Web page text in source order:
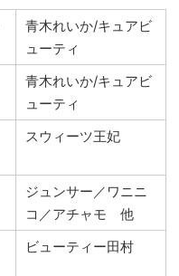
青木れいか/キュアビ
ューティ
青木れいか/キュアビ
ューティ
スウィーツ王妃
ジュンサー／ワニニ
コ／アチャモ 他
ビューティー田村